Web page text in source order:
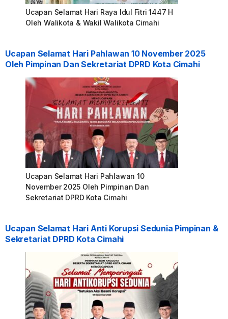
Ucapan Selamat Hari Raya Idul Fitri 1447 H
Oleh Walikota & Wakil Walikota Cimahi
Ucapan Selamat Hari Pahlawan 10 November 2025
Oleh Pimpinan Dan Sekretariat DPRD Kota Cimahi
Ucapan Selamat Hari Pahlawan 10
November 2025 Oleh Pimpinan Dan
Sekretariat DPRD Kota Cimahi
Ucapan Selamat Hari Anti Korupsi Sedunia Pimpinan &
Sekretariat DPRD Kota Cimahi